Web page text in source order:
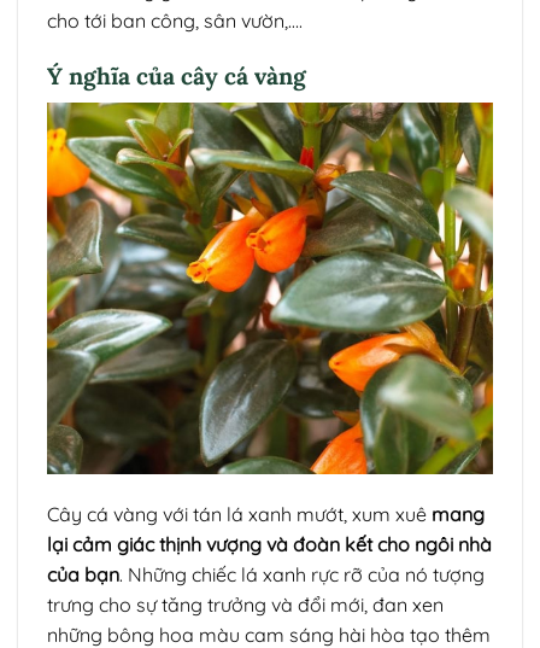
cho tới ban công, sân vườn,….
Ý nghĩa của cây cá vàng
Cây cá vàng với tán lá xanh mướt, xum xuê mang
lại cảm giác thịnh vượng và đoàn kết cho ngôi nhà
của bạn. Những chiếc lá xanh rực rỡ của nó tượng
trưng cho sự tăng trưởng và đổi mới, đan xen
những bông hoa màu cam sáng hài hòa tạo thêm